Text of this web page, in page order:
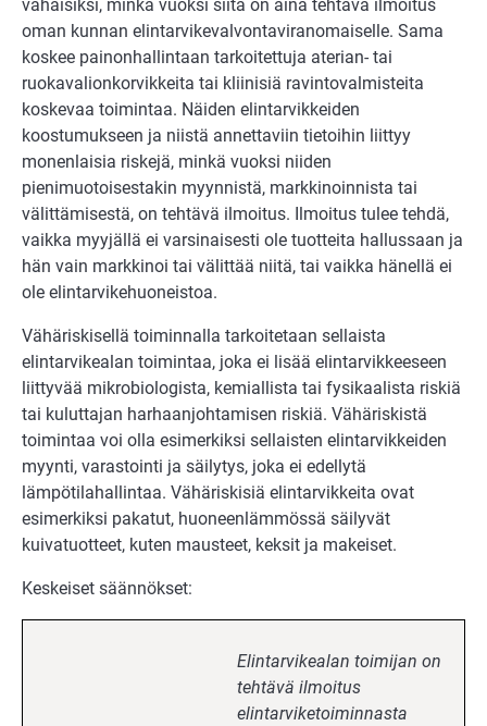
vähäisiksi, minkä vuoksi siitä on aina tehtävä ilmoitus
oman kunnan elintarvikevalvontaviranomaiselle. Sama
koskee painonhallintaan tarkoitettuja aterian- tai
ruokavalionkorvikkeita tai kliinisiä ravintovalmisteita
koskevaa toimintaa. Näiden elintarvikkeiden
koostumukseen ja niistä annettaviin tietoihin liittyy
monenlaisia riskejä, minkä vuoksi niiden
pienimuotoisestakin myynnistä, markkinoinnista tai
välittämisestä, on tehtävä ilmoitus. Ilmoitus tulee tehdä,
vaikka myyjällä ei varsinaisesti ole tuotteita hallussaan ja
hän vain markkinoi tai välittää niitä, tai vaikka hänellä ei
ole elintarvikehuoneistoa.
Vähäriskisellä toiminnalla tarkoitetaan sellaista
elintarvikealan toimintaa, joka ei lisää elintarvikkeeseen
liittyvää mikrobiologista, kemiallista tai fysikaalista riskiä
tai kuluttajan harhaanjohtamisen riskiä. Vähäriskistä
toimintaa voi olla esimerkiksi sellaisten elintarvikkeiden
myynti, varastointi ja säilytys, joka ei edellytä
lämpötilahallintaa. Vähäriskisiä elintarvikkeita ovat
esimerkiksi pakatut, huoneenlämmössä säilyvät
kuivatuotteet, kuten mausteet, keksit ja makeiset.
Keskeiset säännökset:
Elintarvikealan toimijan on
tehtävä ilmoitus
elintarviketoiminnasta